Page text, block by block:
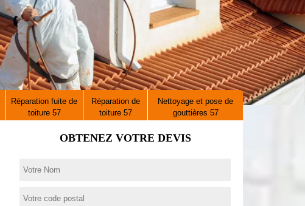
Réparation fuite de
toiture 57
Réparation de
toiture 57
Nettoyage et pose de
gouttières 57
OBTENEZ VOTRE DEVIS